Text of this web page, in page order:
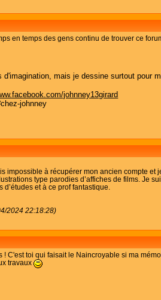
en temps des gens continu de trouver ce
mais je dessine surtout pour
johnney13girard
johnney
impossible à récupérer mon ancien compte
type parodies d’affiches de films. Je
et à ce prof fantastique.
2024 22:18:28)
C'est toi qui faisait le Naincroyable si ma
travaux